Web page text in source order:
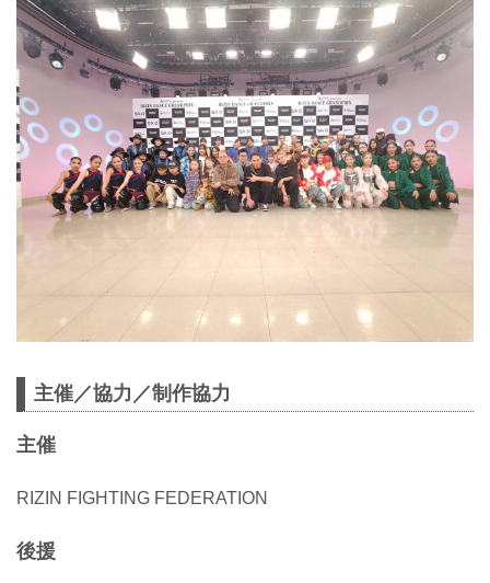
主催／協力／制作協力
主催
RIZIN FIGHTING FEDERATION
後援